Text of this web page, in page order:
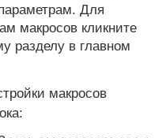
Для
макросов кликните
разделу в главном
макросов